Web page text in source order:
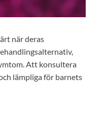
när deras
Att konsultera
lämpliga för barnets